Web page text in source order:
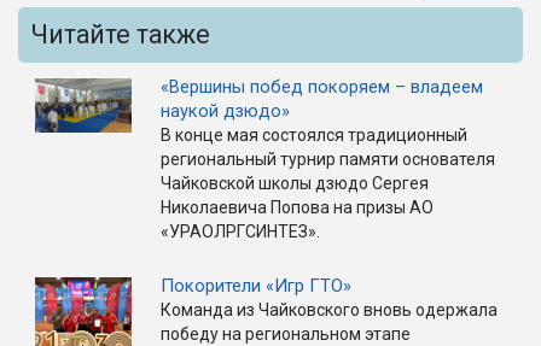
Читайте также
«Вершины побед покоряем – владеем
наукой дзюдо»
В конце мая состоялся традиционный
региональный турнир памяти основателя
Чайковской школы дзюдо Сергея
Николаевича Попова на призы АО
«УРАОЛРГСИНТЕЗ».
Покорители «Игр ГТО»
Команда из Чайковского вновь одержала
победу на региональном этапе